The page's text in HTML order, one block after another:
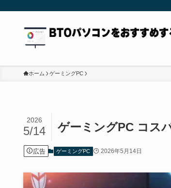
ホーム ゲーミングPC
ゲーミングPC コス
2026
5/14
広告 ゲーミングPC 2026年5月14日